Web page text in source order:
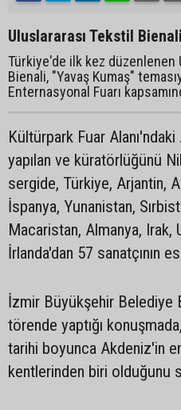
Uluslararası Tekstil
Türkiye'de ilk kez düzenlenen
Bienali, "Yavaş Kumaş"
Enternasyonal Fuarı
Kültürpark Fuar Alanı'ndaki
yapılan ve küratörlüğünü
sergide, Türkiye, Arjantin,
İspanya, Yunanistan,
Macaristan, Almanya, Irak,
İrlanda'dan 57 sanatçının
İzmir Büyükşehir Belediye
törende yaptığı
tarihi boyunca Akdeniz'in
kentlerinden biri olduğunu